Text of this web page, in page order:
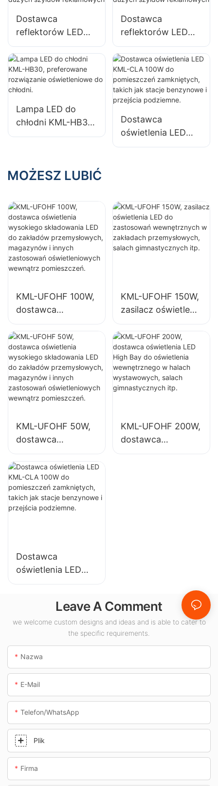
przemysłowe i
magazyny.
zamkniętych,
takich jak hale
przemysłowe i
magazyny.
Dostawca
reflektorów LED
KML-FL20 50W do
oświetlenia
zewnętrznych
billboardów i
reklamowych
Dostawca
reflektorów LED
KML-FLD 30W do
oświetlenia
zewnętrznych
billboardów i
dużych szyldów
Lampa LED do
chłodni KML-HB30,
preferowane
chłodni.
Dostawca
oświetlenia LED
KML-CLA 100W do
przejścia
podziemne.
MOŻESZ LUBIĆ
KML-UFOHF 100W,
dostawca
oświetlenia
wysokiego
składowania LED
do zakładów
przemysłowych,
magazynów i
innych zastosowań
wewnątrz
pomieszczeń.
KML-UFOHF 150W,
zasilacz oświetlenia
LED do
zastosowań
wewnętrznych w
zakładach
przemysłowych,
salach
KML-UFOHF 50W,
dostawca
oświetlenia
wysokiego
składowania LED
do zakładów
przemysłowych,
wewnątrz
pomieszczeń.
KML-UFOHF 200W,
dostawca
oświetlenia LED
Dostawca
oświetlenia LED
KML-CLA 100W do
zamkniętych,
takich jak stacje
benzynowe i
przejścia
podziemne.
Leave A Comment
we welcome custom designs and ideas and is able to cater to
the specific requirements.
Nazwa
E-Mail
Telefon/WhatsApp
Plik
Firma